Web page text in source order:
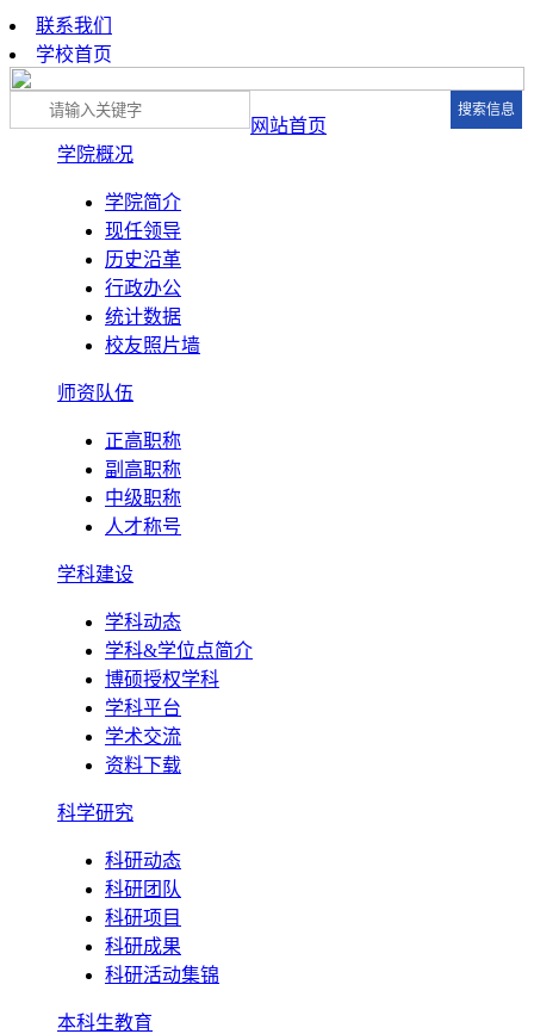
联系我们
学校首页
网站首页
学院概况
学院简介
现任领导
历史沿革
行政办公
统计数据
校友照片墙
师资队伍
正高职称
副高职称
中级职称
人才称号
学科建设
学科动态
学科&学位点简介
博硕授权学科
学科平台
学术交流
资料下载
科学研究
科研动态
科研团队
科研项目
科研成果
科研活动集锦
本科生教育